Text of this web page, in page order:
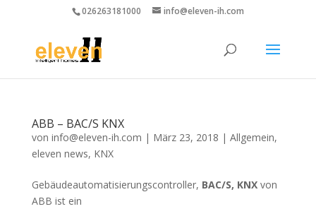
026263181000 info@eleven-ih.com
ABB – BAC/S KNX
von info@eleven-ih.com | März 23, 2018 | Allgemein,
eleven news, KNX
Gebäudeautomatisierungscontroller, BAC/S, KNXvon
ABB ist ein